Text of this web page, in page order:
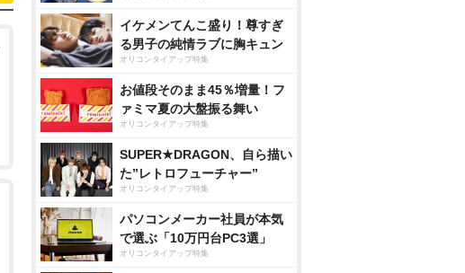
イケメンてんこ盛り！尊すぎ
る男子の純情ラブに胸キュン
オリコンタイアップ特集
お値段そのまま45％増量！フ
ァミマ夏の大盤振る舞い
オリコンタイアップ特集
SUPER★DRAGON、自ら描い
た”レトロフューチャー”
オリコンタイアップ特集
パソコンメーカー社員が本気
で選ぶ「10万円台PC3選」
オリコンタイアップ特集